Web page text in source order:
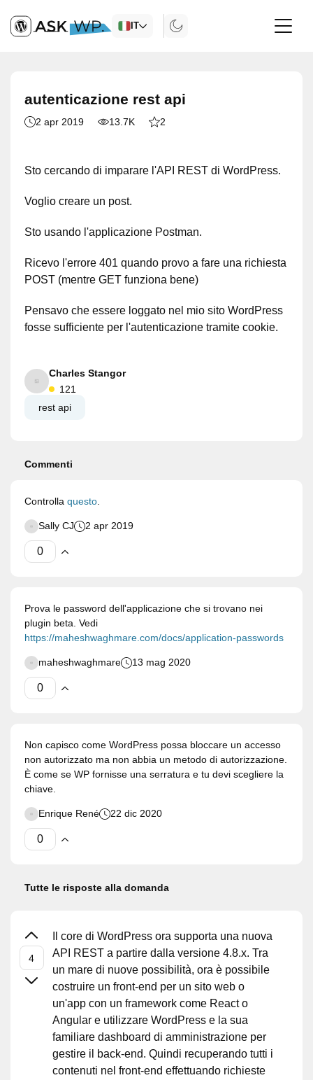
IT
autenticazione rest api
2 apr 2019 13.7K 2
Sto cercando di imparare l'API REST di WordPress.
Voglio creare un post.
Sto usando l'applicazione Postman.
Ricevo l'errore 401 quando provo a fare una richiesta
POST (mentre GET funziona bene)
Pensavo che essere loggato nel mio sito WordPress
fosse sufficiente per l'autenticazione tramite cookie.
Charles Stangor
121
rest api
Commenti
Controlla questo
Sally CJ 2 apr 2019
Prova le password dell'applicazione che si trovano nei
plugin beta. Vedi
https://maheshwaghmare.com/docs/application-passwords
maheshwaghmare 13 mag 2020
Non capisco come WordPress possa bloccare un accesso
non autorizzato ma non abbia un metodo di autorizzazione.
È come se WP fornisse una serratura e tu devi scegliere la
chiave.
Enrique René 22 dic 2020
Tutte le risposte alla domanda
Il core di WordPress ora supporta una nuova
API REST a partire dalla versione 4.8.x. Tra
un mare di nuove possibilità, ora è possibile
costruire un front-end per un sito web o
un'app con un framework come React o
Angular e utilizzare WordPress e la sua
familiare dashboard di amministrazione per
gestire il back-end. Quindi recuperando tutti i
contenuti nel front-end effettuando richieste